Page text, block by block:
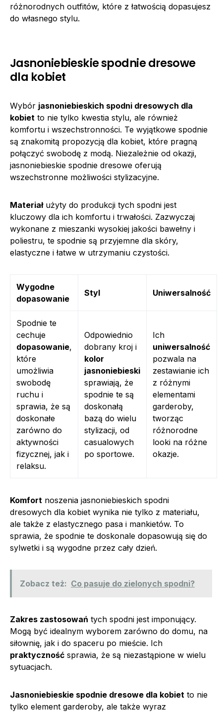
różnorodnych outfitów, które z łatwością dopasujesz
do własnego stylu.
Jasnoniebieskie spodnie dresowe
dla kobiet
Wybór jasnoniebieskich spodni dresowych dla
kobiet to nie tylko kwestia stylu, ale również
komfortu i wszechstronności. Te wyjątkowe spodnie
są znakomitą propozycją dla kobiet, które pragną
połączyć swobodę z modą. Niezależnie od okazji,
jasnoniebieskie spodnie dresowe oferują
wszechstronne możliwości stylizacyjne.
Materiałużyty do produkcji tych spodni jest
kluczowy dla ich komfortu i trwałości. Zazwyczaj
wykonane z mieszanki wysokiej jakości bawełny i
poliestru, te spodnie są przyjemne dla skóry,
elastyczne i łatwe w utrzymaniu czystości.
Wygodne
dopasowanie
Styl Uniwersalność
Spodnie te
cechuje
dopasowanie,
które
umożliwia
swobodę
ruchu i
sprawia, że są
doskonałe
zarówno do
aktywności
fizycznej, jak i
relaksu.
Odpowiednio
dobrany kroj i
kolor
jasnoniebieski
sprawiają, że
spodnie te są
doskonałą
bazą do wielu
stylizacji, od
casualowych
po sportowe.
Ich
uniwersalność
pozwala na
zestawianie ich
z różnymi
elementami
garderoby,
tworząc
różnorodne
looki na różne
okazje.
Komfort noszenia jasnoniebieskich spodni
dresowych dla kobiet wynika nie tylko z materiału,
ale także z elastycznego pasa i mankietów. To
sprawia, że spodnie te doskonale dopasowują się do
sylwetki i są wygodne przez cały dzień.
Zobacz też: Co pasuje do zielonych spodni?
Zakres zastosowań tych spodni jest imponujący.
Mogą być idealnym wyborem zarówno do domu, na
siłownię, jak i do spaceru po mieście. Ich
praktyczność sprawia, że są niezastąpione w wielu
sytuacjach.
Jasnoniebieskie spodnie dresowe dla kobiet to nie
tylko element garderoby, ale także wyraz